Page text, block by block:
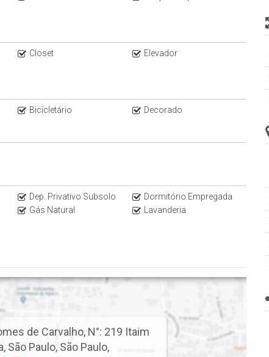
aviso prévio!
Closet
Elevador
Bicicletário Decorado
Dep. Privativo Subsolo
Dormitório Empregada
Gás Natural
Lavanderia
de Carvalho, N°: 219 Itaim
, São Paulo, São Paulo,